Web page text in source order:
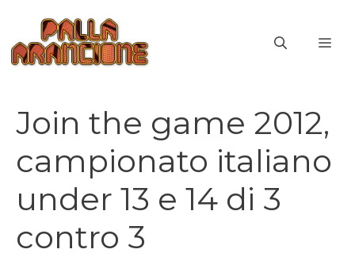
contenuto
Join the game 2012,
campionato italiano
under 13 e 14 di 3
contro 3